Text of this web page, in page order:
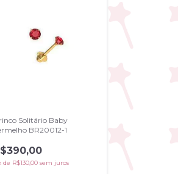
Solitário Baby
BR20012-1
de R$130,00 sem juros